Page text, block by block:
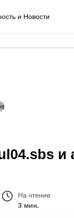
и Новости
На чтение
3 мин.